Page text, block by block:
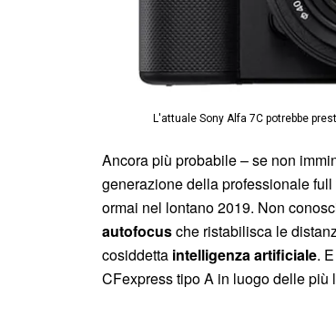
L'attuale Sony Alfa 7C potrebbe
Ancora più probabile – se non
generazione della professionale
ormai nel lontano 2019. Non
autofocusche ristabilisca le
cosiddetta intelligenza artificiale.
CFexpress tipo A in luogo delle più